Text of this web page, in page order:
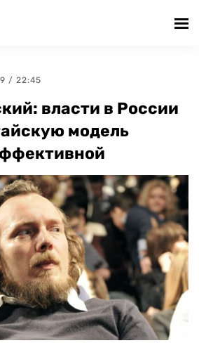
/ 22:45
власти в России
модель